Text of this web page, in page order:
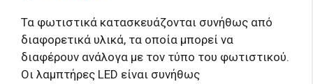
Τα φωτιστικά κατασκευάζονται συνήθως από
διαφορετικά υλικά, τα οποία μπορεί να
διαφέρουν ανάλογα με τον τύπο του φωτιστικού.
Οι λαμπτήρες LED είναι συνήθως